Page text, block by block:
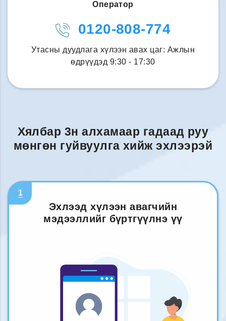
Оператор
0120-808-774
Утасны дуудлага хүлээн авах цаг: Ажлын
өдрүүдэд 9:30 - 17:30
Хялбар 3н алхамаар гадаад руу
мөнгөн гуйвуулга хийж эхлээрэй
1
Эхлээд хүлээн авагчийн
мэдээллийг бүртгүүлнэ үү